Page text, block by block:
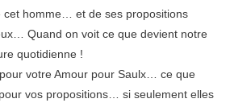
cet homme… et de ses propositions
Quand on voit ce que devient notre
quotidienne !
votre Amour pour Saulx… ce que
vos propositions… si seulement elles